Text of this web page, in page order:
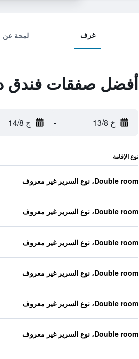
غرف لمحة عن
أفضل صفقات فندق
خ 13/8 - ج 14/8
نوع الإقامة
Double room، نوع السرير غير معروف
Double room، نوع السرير غير معروف
Double room، نوع السرير غير معروف
Double room، نوع السرير غير معروف
Double room، نوع السرير غير معروف
Double room، نوع السرير غير معروف